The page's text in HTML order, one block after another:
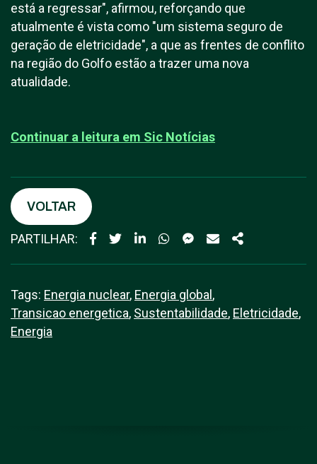
está a regressar", afirmou, reforçando que
atualmente é vista como "um sistema seguro de
geração de eletricidade", a que as frentes de conflito
na região do Golfo estão a trazer uma nova
atualidade.
Continuar a leitura em Sic Notícias
VOLTAR
PARTILHAR:
Tags: Energia nuclear, Energia global ,
Transicao energetica, Sustentabilidade, Eletricidade,
Energia